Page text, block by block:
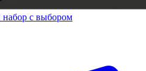
с выбором